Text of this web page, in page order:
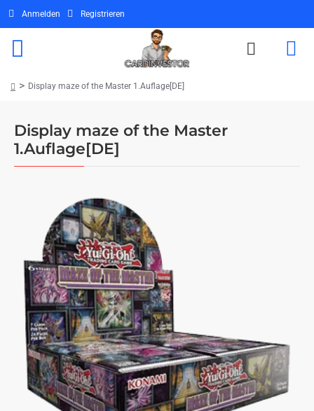
Anmelden Registrieren
Display maze of the Master
1.Auflage[DE]
Display maze of the Master 1.Auflage[DE]